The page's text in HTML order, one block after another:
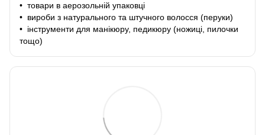
• товари в аерозольній упаковці
• вироби з натурального та штучного волосся (перуки)
• інструменти для манікюру, педикюру (ножиці, пилочки
тощо)